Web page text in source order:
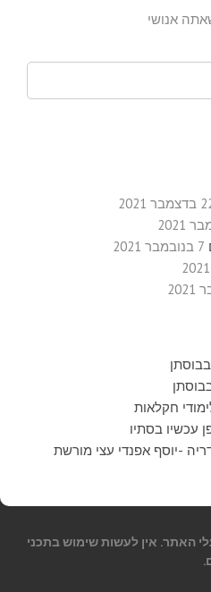
אנושי
2021
7 בנובמבר 2021
חקלאות
עכשיו בסתיו
-יוסף אפנדי עצי מורשת
האתר. אין לעשות שימוש בתכני